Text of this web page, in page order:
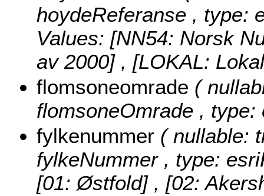
hoydeReferanse , type:
Values: [NN54: Norsk
av 2000] , [LOKAL:
flomsoneomrade (
flomsoneOmrade ,
fylkenummer ( nullable:
fylkeNummer , type:
[01: Østfold] , [02: